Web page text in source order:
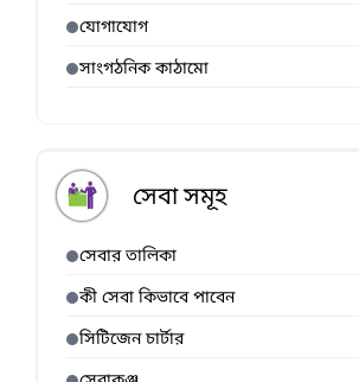
যোগাযোগ
সাংগঠনিক কাঠামো
সেবা সমূহ
সেবার তালিকা
কী সেবা কিভাবে পাবেন
সিটিজেন চার্টার